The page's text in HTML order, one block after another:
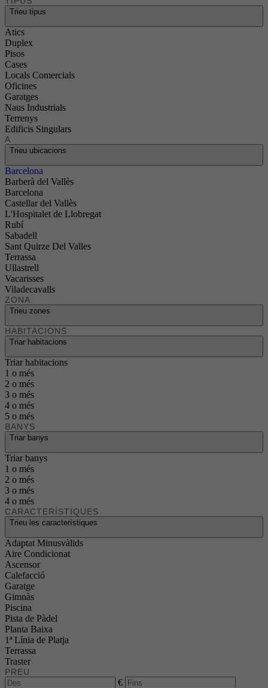
Trieu tipus
Atics
Duplex
Pisos
Cases
Locals Comercials
Oficines
Garatges
Naus Industrials
Terrenys
Edificis Singulars
A
Trieu ubicacions
Barcelona
Barberà del Vallès
Barcelona
Castellar del Vallès
L'Hospitalet de Llobregat
Rubí
Sabadell
Sant Quirze Del Valles
Terrassa
Ullastrell
Vacarisses
Viladecavalls
ZONA
Trieu zones
HABITACIONS
Triar habitacions
Triar habitacions
1 o més
2 o més
3 o més
4 o més
5 o més
BANYS
Triar banys
Triar banys
1 o més
2 o més
3 o més
4 o més
CARACTERÍSTIQUES
Trieu les característiques
Adaptat Minusvàlids
Aire Condicionat
Ascensor
Calefacció
Garatge
Gimnàs
Piscina
Pista de Pàdel
Planta Baixa
1ª Línia de Platja
Terrassa
Traster
PREU
€